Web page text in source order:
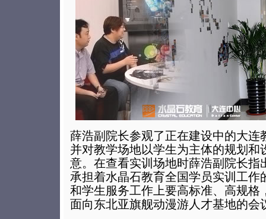
薛浩副院长参观了正在建设中的大连
并对教学场地以学生为主体的规划和
意。在查看实训场地时薛浩副院长指
承担着水晶石教育全国学员实训工作
和学生服务工作上要高标准、高规格
面向东北亚旗舰动漫游人才基地的会